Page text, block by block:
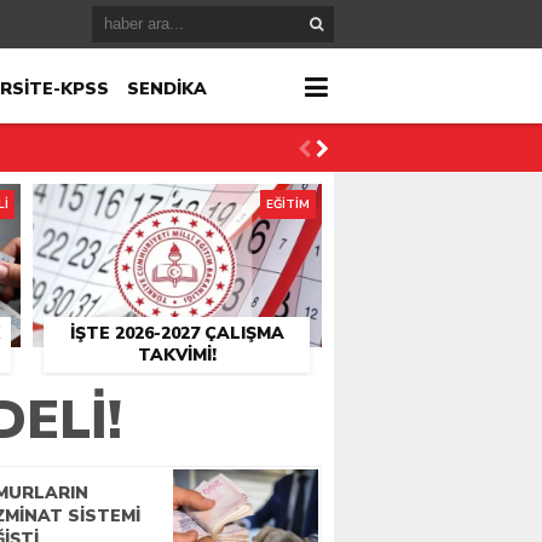
KPSS SENDİKA
İŞTE 2026-2027 ÇALIŞMA
TAKVIMI!
EĞİTİM
SISTEMI